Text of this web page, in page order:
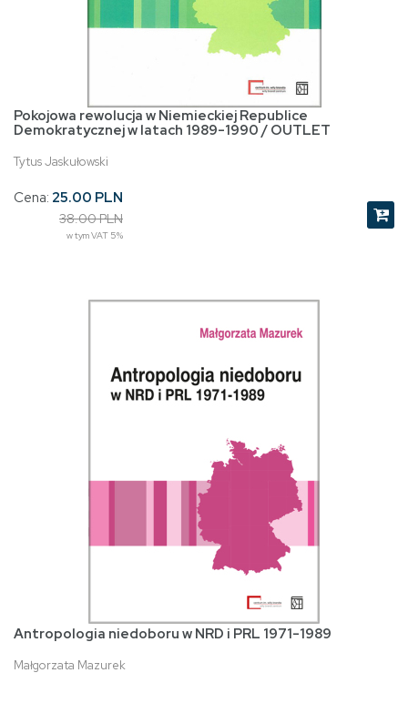
Pokojowa rewolucja w Niemieckiej Republice
Demokratycznej w latach 1989-1990 / OUTLET
Tytus Jaskułowski
Cena: 25.00 PLN
38.00 PLN
w tym VAT 5%
Antropologia niedoboru w NRD i PRL 1971-1989
Małgorzata Mazurek